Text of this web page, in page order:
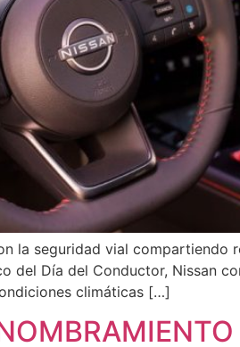
la seguridad vial compartiendo
del Día del Conductor, Nissan
climáticas […]